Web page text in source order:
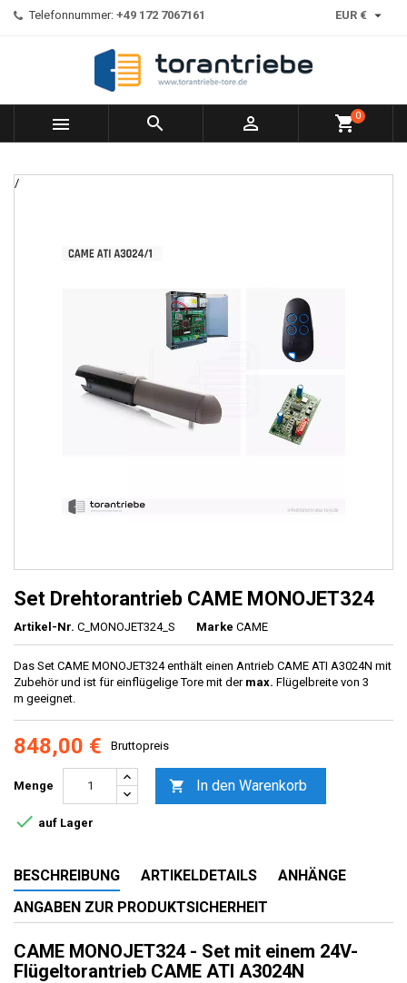
Telefonnummer: +49 172 7067161 EUR € 
   shopping_cart0
/
Set Drehtorantrieb CAME MONOJET324
Artikel-Nr. C_MONOJET324_S Marke CAME
Das Set CAME MONOJET324 enthält einen Antrieb CAME ATI A3024N mit
Zubehör und ist für einflügelige Tore mit der max. Flügelbreite von 3
m geeignet.
848,00 € Bruttopreis
Menge  In den Warenkorb
 auf Lager
BESCHREIBUNG ARTIKELDETAILS
ANHÄNGE
ANGABEN ZUR PRODUKTSICHERHEIT
CAME MONOJET324 - Set mit einem 24V-
Flügeltorantrieb CAME ATI A3024N